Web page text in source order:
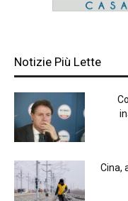
Notizie Più Lette
Cina,